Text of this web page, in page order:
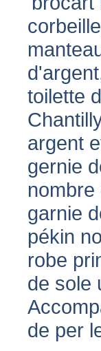
toilette
argent
gernie
garnie
pékin
robe
de sole
de per